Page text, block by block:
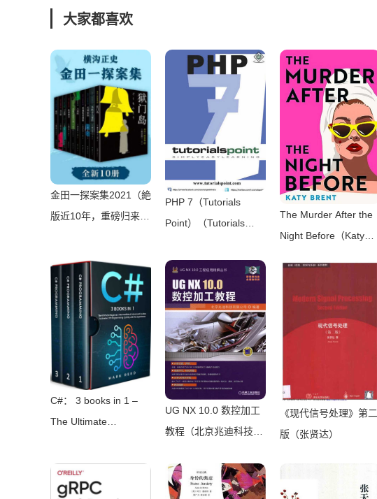
Vue.js by building 6
web apps（Guillaume
Chau）（Packt
Publishing – ebooks
Account 2017）
Architectures with
Azure（Vicente
Herrera García，
John Biggs）
（O’Reilly Media
大家都喜欢
金田一探案集2021（絶
版近10年，重磅归来！
惊骇悬念+诡秘人性，
入坑推理佳选，一套10
本过足瘾！精美和风装
帧，日本系列销量超
5500万册）（横沟正
史）（壹页科技
2021）
PHP 7（Tutorials
Point）（Tutorials
The Murder After the
Night Before（Katy
C#： 3 books in 1 –
The Ultimate
Intermediate &
Advanced Guides to
UG NX 10.0 数控加工
教程（北京兆迪科技有
版社 2016）
《现代信号处理》第二
版（张贤达）